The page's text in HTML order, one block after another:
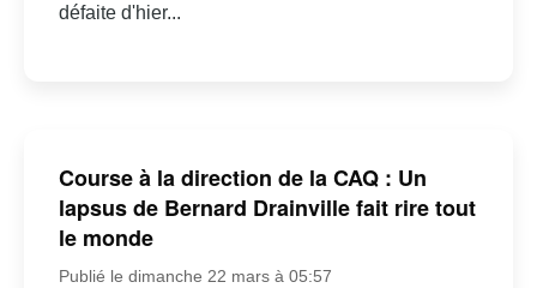
défaite d'hier...
Course à la direction de la CAQ : Un
lapsus de Bernard Drainville fait rire tout
le monde
Publié le dimanche 22 mars à 05:57